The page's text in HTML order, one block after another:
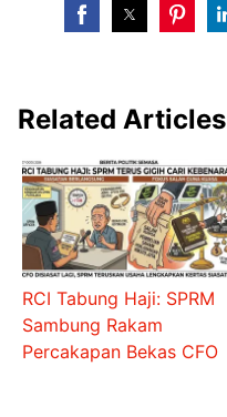
Related Articles
RCI Tabung Haji: SPRM
Sambung Rakam
Percakapan Bekas CFO